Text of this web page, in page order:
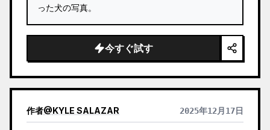
った犬の写真。
今すぐ試す
作者@KYLE SALAZAR 2025年12月17日